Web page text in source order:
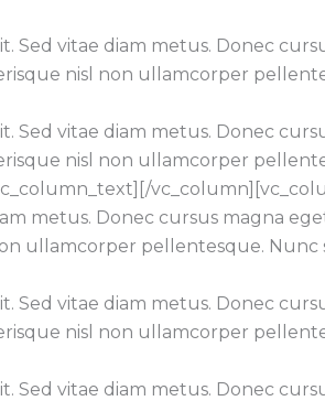
vitae diam metus. Donec
nisl non ullamcorper
vitae diam metus. Donec
nisl non ullamcorper
metus. Donec cursus magna
ullamcorper pellentesque. Nunc
vitae diam metus. Donec
nisl non ullamcorper
vitae diam metus. Donec